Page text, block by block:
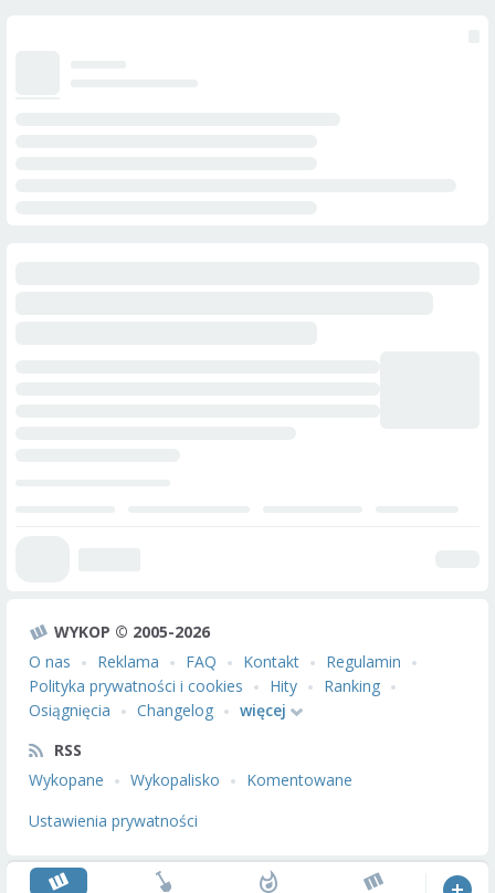
WYKOP © 2005-2026
O nas
Reklama FAQ Kontakt
Regulamin
Polityka prywatności i cookies
Hity
Ranking
Osiągnięcia
Changelog
więcej
RSS
Wykopane
Wykopalisko
Komentowane
Ustawienia prywatności